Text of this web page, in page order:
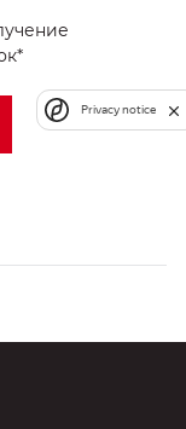
офертой, в
дилеров
Privacy notice